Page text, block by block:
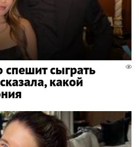
спешит сыграть
какой